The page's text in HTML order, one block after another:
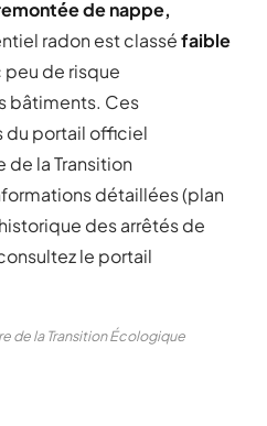
de nappe,
radon est classéfaible
peu de risque
bâtiments. Ces
du portail officiel
de la Transition
détaillées (plan
des arrêtés de
le portail
de la Transition Écologique